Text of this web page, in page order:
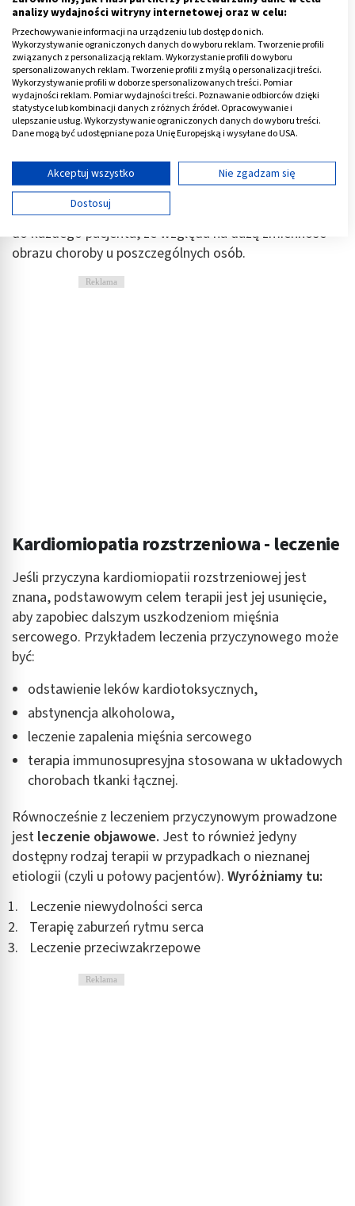
biopsja mięśnia sercowego- stosowana w
diagnostycezapalenia mięśnia sercowego
Zarówno cewnikowanie, jak i biopsja są badaniami
inwazyjnymi, stąd ich zastosowanie ogranicza się do
wybranych przypadków.
Wyniki przeprowadzonych badań wraz z całością obrazu
ciężkości chorobyi jej prawdopodobnego przebiegu,
co umożliwia zaplanowanie odpowiedniego
postępowania. Powinno być ono dobrane indywidualnie
do każdego pacjenta, ze względu na dużą zmienność
obrazu choroby u poszczególnych osób.
Reklama
Kardiomiopatia rozstrzeniowa - leczenie
Jeśli przyczyna kardiomiopatii rozstrzeniowej jest
znana, podstawowym celem terapii jest jej usunięcie,
aby zapobiec dalszym uszkodzeniom mięśnia
sercowego. Przykładem leczenia przyczynowego może
być:
odstawienie leków kardiotoksycznych,
abstynencja alkoholowa,
leczenie zapalenia mięśnia sercowego
terapia immunosupresyjna stosowana w układowych
chorobach tkanki łącznej.
Równocześnie z leczeniem przyczynowym prowadzone
jest leczenie objawowe. Jest to również jedyny
dostępny rodzaj terapii w przypadkach o nieznanej
etiologii (czyli u połowy pacjentów). Wyróżniamy tu:
Leczenie niewydolności serca
Terapię zaburzeń rytmu serca
Leczenie przeciwzakrzepowe
Reklama
analizy wydajności witryny internetowej oraz w celu:
Przechowywanie informacji na urządzeniu lub dostęp do nich.
Wykorzystywanie ograniczonych danych do wyboru reklam. Tworzenie profili
związanych z personalizacją reklam. Wykorzystanie profili do wyboru
spersonalizowanych reklam. Tworzenie profili z myślą o personalizacji treści.
Wykorzystywanie profili w doborze spersonalizowanych treści. Pomiar
wydajności reklam. Pomiar wydajności treści. Poznawanie odbiorców dzięki
statystyce lub kombinacji danych z różnych źródeł. Opracowywanie i
ulepszanie usług. Wykorzystywanie ograniczonych danych do wyboru treści.
Dane mogą być udostępniane poza Unię Europejską i wysyłane do USA.
Wyświetl listę partnerów (11 dostawców IAB)
Używamy Twoich danych w następujących celach:
Cele przetwarzania IAB:
Przechowywanie informacji na urządzeniu lub
dostęp do nich
Wykorzystywanie ograniczonych danych do
kombinacji danych z różnych źródeł
Rozwój i ulepszanie usług
Wykorzystywanie ograniczonych danych do
wyboru treści
Funkcje specjalne IAB:
Użycie dokładnych danych geolokalizacyjnych
Identyfikowanie urządzeń na podstawie
aktywnie żądanych informacji
Cele przetwarzania inne niż IAB:
Wydajność (Performance)
Reklama / śledzenie
Akceptuj wszystko
Nie zgadzam się
Dostosuj